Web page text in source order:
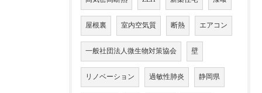
屋根裏 室内空気質 断熱 エアコン
一般社団法人微生物対策協会 壁
リノベーション 過敏性肺炎 静岡県